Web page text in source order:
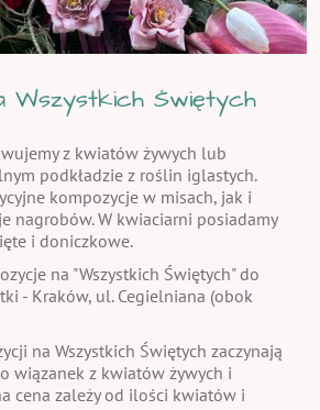
Wszystkich Świętych
z kwiatów żywych lub
podkładzie z roślin iglastych.
kompozycje w misach, jak i
nagrobów. W kwiaciarni posiadamy
i doniczkowe.
na "Wszystkich Świętych" do
- Kraków, ul. Cegielniana (obok
na Wszystkich Świętych zaczynają
wiązanek z kwiatów żywych i
cena zależy od ilości kwiatów i